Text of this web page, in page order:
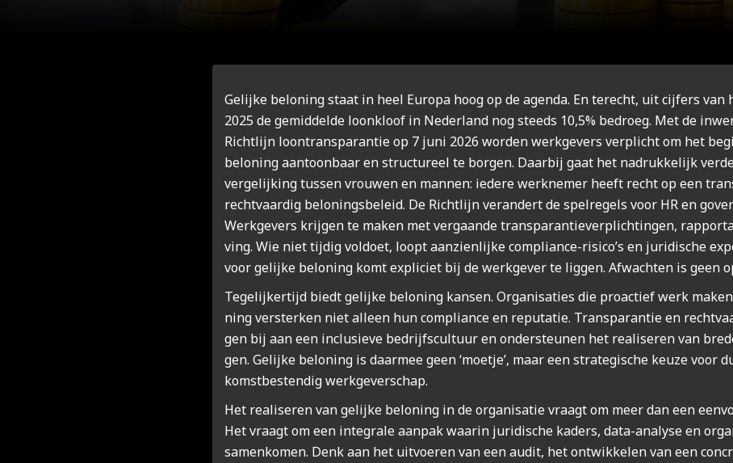
Gelij­ke belo­ning staat in heel Euro­pa hoog op de agen­da. En terecht, uit cij­fers van
2025 de gemid­del­de loon­kloof in Neder­land nog steeds 10,5% bedroeg. Met de
Richt­lijn loon­trans­pa­ran­tie op 7 juni 2026 wor­den werk­ge­vers ver­plicht om het
belo­ning aan­toon­baar en struc­tu­reel te bor­gen. Daar­bij gaat het nadruk­ke­lijk
ver­ge­lij­king tus­sen vrou­wen en man­nen: iede­re werk­ne­mer heeft recht op een
recht­vaar­dig belo­nings­be­leid. De Richt­lijn ver­an­dert de spel­re­gels voor HR en
Werk­ge­vers krij­gen te maken met ver­gaan­de trans­pa­ran­tie­ver­plich­tin­gen,
ving. Wie niet tij­dig vol­doet, loopt aan­zien­lij­ke compliance-risico’s en juri­di­sche
voor gelij­ke belo­ning komt expli­ciet bij de werk­ge­ver te lig­gen. Afwach­ten is geen
Tege­lij­ker­tijd biedt gelij­ke belo­ning kan­sen. Orga­ni­sa­ties die pro­ac­tief werk
ning ver­ster­ken niet alleen hun com­pli­an­ce en repu­ta­tie. Trans­pa­ran­tie en
gen bij aan een inclu­sie­ve bedrijfs­cul­tuur en onder­steu­nen het rea­li­se­ren van
gen. Gelij­ke belo­ning is daar­mee geen ‘moetje’, maar een stra­te­gi­sche keu­ze voor
komst­be­sten­dig werk­ge­ver­schap.
Het rea­li­se­ren van gelij­ke belo­ning in de orga­ni­sa­tie vraagt om meer dan een
Het vraagt om een inte­gra­le aan­pak waar­in juri­di­sche kaders, data-ana­ly­se en
samen­ko­men. Denk aan het uit­voe­ren van een audit, het ont­wik­ke­len van een